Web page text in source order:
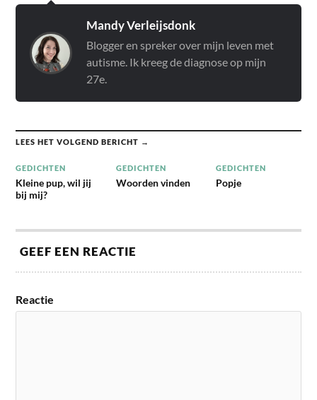
Mandy Verleijsdonk
Blogger en spreker over mijn leven met
autisme. Ik kreeg de diagnose op mijn
27e.
LEES HET VOLGEND BERICHT →
GEDICHTEN
Kleine pup, wil jij
bij mij?
GEDICHTEN
Woorden vinden
GEDICHTEN
Popje
GEEF EEN REACTIE
Reactie